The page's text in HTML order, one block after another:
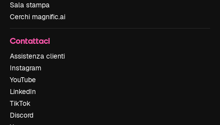
Sala stampa
Cerchi magnific.ai
Contattaci
Assistenza clienti
Instagram
YouTube
LinkedIn
TikTok
Discord